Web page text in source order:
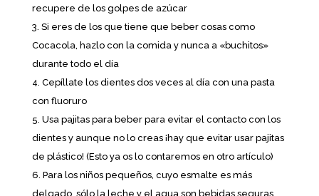
recupere de los golpes de azúcar
Si eres de los que tiene que beber cosas como
Cocacola, hazlo con la comida y nunca a «buchitos»
durante todo el día
Cepíllate los dientes dos veces al día con una pasta
con fluoruro
Usa pajitas para beber para evitar el contacto con los
dientes y aunque no lo creas ¡hay que evitar usar pajitas
de plástico! (Esto ya os lo contaremos en otro artículo)
Para los niños pequeños, cuyo esmalte es más
delgado, sólo la leche y el agua son bebidas seguras